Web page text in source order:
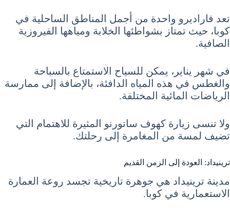
تعد فاراديرو واحدة من أجمل المناطق الساحلية في
كوبا، حيث تمتاز بشواطئها الخلابة ومياهها الفيروزية
الصافية.
في شهر يناير، يمكن للسياح الاستمتاع بالسباحة
والغطس في هذه المياه الدافئة، بالإضافة إلى ممارسة
الرياضات المائية المختلفة.
ولا تنسى زيارة كهوف ساتورنو المثيرة للاهتمام التي
تضيف لمسة من المغامرة إلى رحلتك.
ترينيداد: العودة إلى الزمن القديم
مدينة ترينيداد هي جوهرة تاريخية تجسد روعة العمارة
الاستعمارية في كوبا.